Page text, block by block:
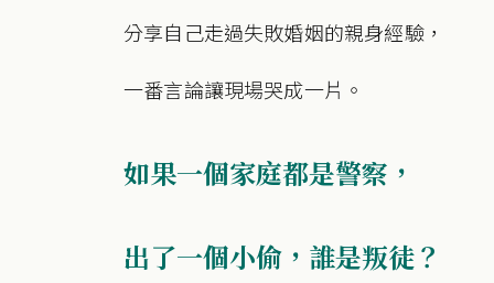
分享自己走過失敗婚姻的親身經驗，
一番言論讓現場哭成一片。
如果一個家庭都是警察，
出了一個小偷，誰是叛徒？